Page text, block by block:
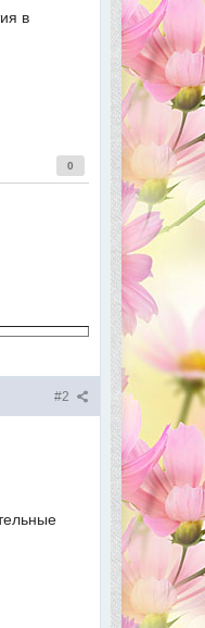
в
0
#2